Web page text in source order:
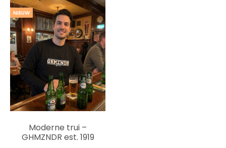
NIEUW
Moderne trui –
GHMZNDR est. 1919